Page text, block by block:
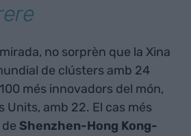
no sorprèn que la Xina
de clústers amb 24
més innovadors del món,
Units, amb 22. El cas més
Shenzhen-Hong Kong-